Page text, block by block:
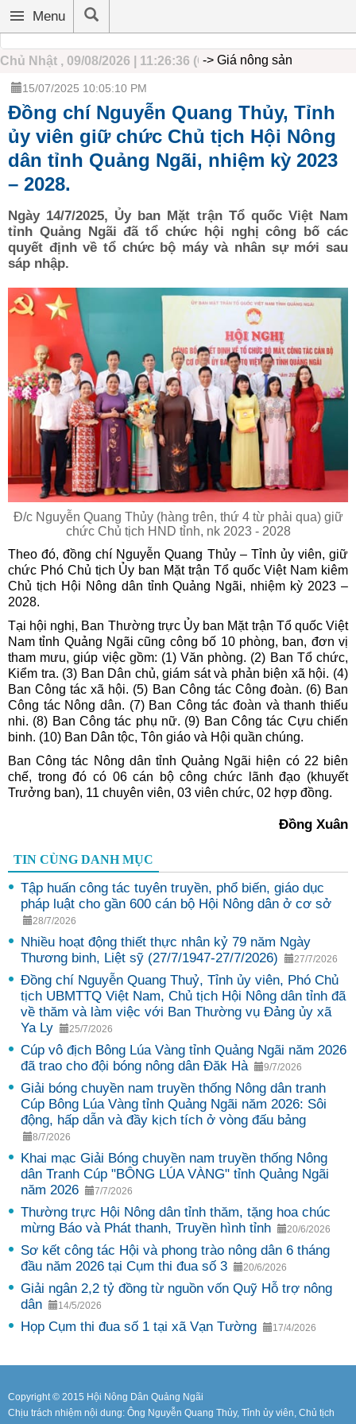
Trang chủ Hoạt động hội
Menu
Chủ Nhật , 09/08/2026 | 11:26:36 (GMT+7)-> Giá nông sản
15/07/2025 10:05:10 PM
Đồng chí Nguyễn Quang Thủy, Tỉnh
ủy viên giữ chức Chủ tịch Hội Nông
dân tỉnh Quảng Ngãi, nhiệm kỳ 2023
– 2028.
Ngày 14/7/2025, Ủy ban Mặt trận Tổ quốc Việt Nam
tỉnh Quảng Ngãi đã tổ chức hội nghị công bố các
quyết định về tổ chức bộ máy và nhân sự mới sau
sáp nhập.
Đ/c Nguyễn Quang Thủy (hàng trên, thứ 4 từ phải qua) giữ
chức Chủ tịch HND tỉnh, nk 2023 - 2028
Theo đó, đồng chí Nguyễn Quang Thủy – Tỉnh ủy viên, giữ
chức Phó Chủ tịch Ủy ban Mặt trận Tổ quốc Việt Nam kiêm
Chủ tịch Hội Nông dân tỉnh Quảng Ngãi, nhiệm kỳ 2023 –
2028.
Tại hội nghị, Ban Thường trực Ủy ban Mặt trận Tổ quốc Việt
Nam tỉnh Quảng Ngãi cũng công bố 10 phòng, ban, đơn vị
tham mưu, giúp việc gồm: (1) Văn phòng. (2) Ban Tổ chức,
Kiểm tra. (3) Ban Dân chủ, giám sát và phản biện xã hội. (4)
Ban Công tác xã hội. (5) Ban Công tác Công đoàn. (6) Ban
Công tác Nông dân. (7) Ban Công tác đoàn và thanh thiếu
nhi. (8) Ban Công tác phụ nữ. (9) Ban Công tác Cựu chiến
binh. (10) Ban Dân tộc, Tôn giáo và Hội quần chúng.
Ban Công tác Nông dân tỉnh Quảng Ngãi hiện có 22 biên
chế, trong đó có 06 cán bộ công chức lãnh đạo (khuyết
Trưởng ban), 11 chuyên viên, 03 viên chức, 02 hợp đồng.
Đồng Xuân
TIN CÙNG DANH MỤC
Tập huấn công tác tuyên truyền, phổ biến, giáo dục
pháp luật cho gần 600 cán bộ Hội Nông dân ở cơ sở
28/7/2026
Nhiều hoạt động thiết thực nhân kỷ 79 năm Ngày
Thương binh, Liệt sỹ (27/7/1947-27/7/2026)
27/7/2026
Đồng chí Nguyễn Quang Thuỷ, Tỉnh ủy viên, Phó Chủ
tịch UBMTTQ Việt Nam, Chủ tịch Hội Nông dân tỉnh đã
về thăm và làm việc với Ban Thường vụ Đảng ủy xã
Ya Ly
25/7/2026
Cúp vô địch Bông Lúa Vàng tỉnh Quảng Ngãi năm 2026
đã trao cho đội bóng nông dân Đăk Hà
9/7/2026
Giải bóng chuyền nam truyền thống Nông dân tranh
Cúp Bông Lúa Vàng tỉnh Quảng Ngãi năm 2026: Sôi
động, hấp dẫn và đầy kịch tích ở vòng đấu bảng
8/7/2026
Khai mạc Giải Bóng chuyền nam truyền thống Nông
dân Tranh Cúp "BÔNG LÚA VÀNG" tỉnh Quảng Ngãi
năm 2026
7/7/2026
Thường trực Hội Nông dân tỉnh thăm, tặng hoa chúc
mừng Báo và Phát thanh, Truyền hình tỉnh
20/6/2026
Sơ kết công tác Hội và phong trào nông dân 6 tháng
đầu năm 2026 tại Cụm thi đua số 3
20/6/2026
Giải ngân 2,2 tỷ đồng từ nguồn vốn Quỹ Hỗ trợ nông
dân
14/5/2026
Họp Cụm thi đua số 1 tại xã Vạn Tường 17/4/2026
Copyright © 2015 Hội Nông Dân Quảng Ngãi
Chịu trách nhiệm nội dung: Ông Nguyễn Quang Thủy, Tỉnh ủy viên, Chủ tịch